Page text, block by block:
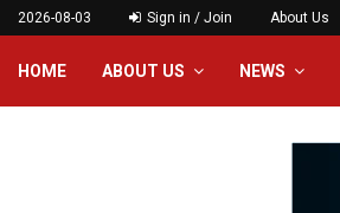
2026-08-03 Sign in / Join About Us
HOME ABOUT US NEWS